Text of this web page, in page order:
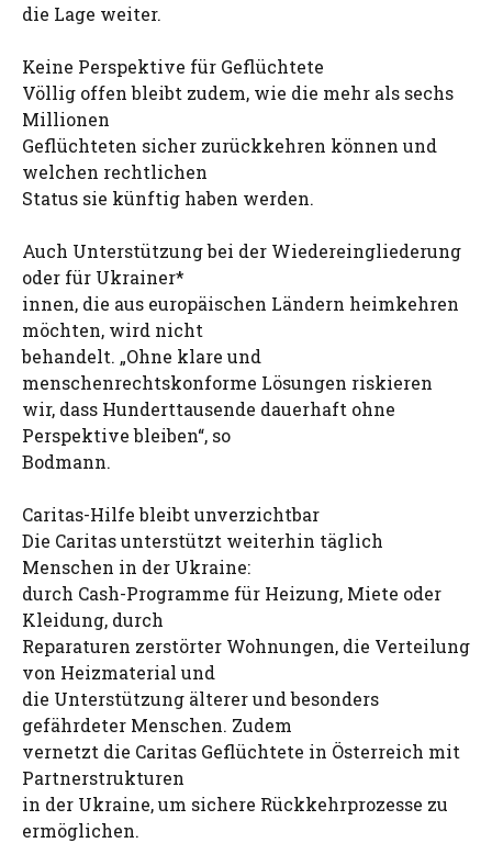
die Lage weiter.
Keine Perspektive für Geflüchtete
Völlig offen bleibt zudem, wie die mehr als sechs
Millionen
Geflüchteten sicher zurückkehren können und
welchen rechtlichen
Status sie künftig haben werden.
Auch Unterstützung bei der Wiedereingliederung
oder für Ukrainer*
innen, die aus europäischen Ländern heimkehren
möchten, wird nicht
behandelt. „Ohne klare und
menschenrechtskonforme Lösungen riskieren
wir, dass Hunderttausende dauerhaft ohne
Perspektive bleiben“, so
Bodmann.
Caritas-Hilfe bleibt unverzichtbar
Die Caritas unterstützt weiterhin täglich
Menschen in der Ukraine:
durch Cash-Programme für Heizung, Miete oder
Kleidung, durch
Reparaturen zerstörter Wohnungen, die Verteilung
von Heizmaterial und
die Unterstützung älterer und besonders
gefährdeter Menschen. Zudem
vernetzt die Caritas Geflüchtete in Österreich mit
Partnerstrukturen
in der Ukraine, um sichere Rückkehrprozesse zu
ermöglichen.